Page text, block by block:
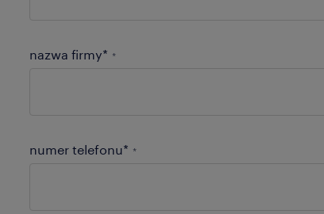
nazwa firmy* *
numer telefonu* *